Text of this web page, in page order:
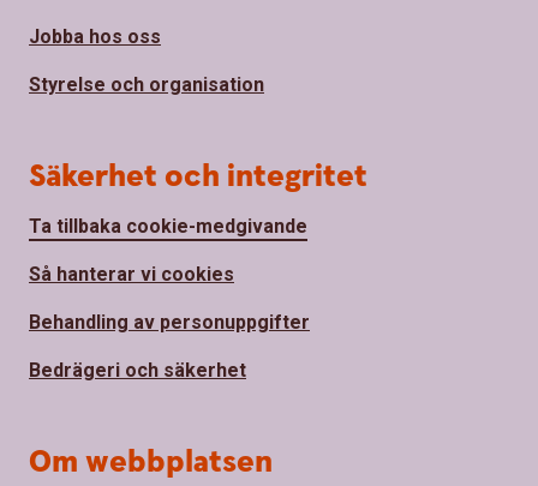
Jobba hos oss
Styrelse och organisation
Säkerhet och integritet
Ta tillbaka cookie-medgivande
Så hanterar vi cookies
Behandling av personuppgifter
Bedrägeri och säkerhet
Om webbplatsen